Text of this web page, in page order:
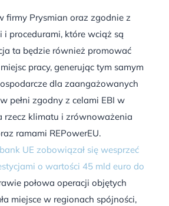
firmy Prysmian oraz zgodnie z
i procedurami, które wciąż są
ta będzie również promować
pracy, generując tym samym
dla zaangażowanych
pełni zgodny z celami EBI w
rzecz klimatu i zrównoważenia
ramami REPowerEU.
UE zobowiązał się wesprzeć
o wartości 45 mld euro do
połowa operacji objętych
miejsce w regionach spójności,